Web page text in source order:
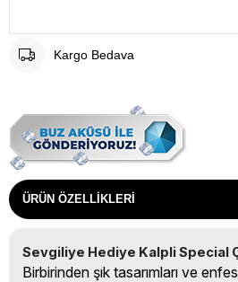
Kargo Bedava
ÜRÜN ÖZELLIKLERI
Sevgiliye Hediye Kalpli Special
Birbirinden şık tasarımları ve